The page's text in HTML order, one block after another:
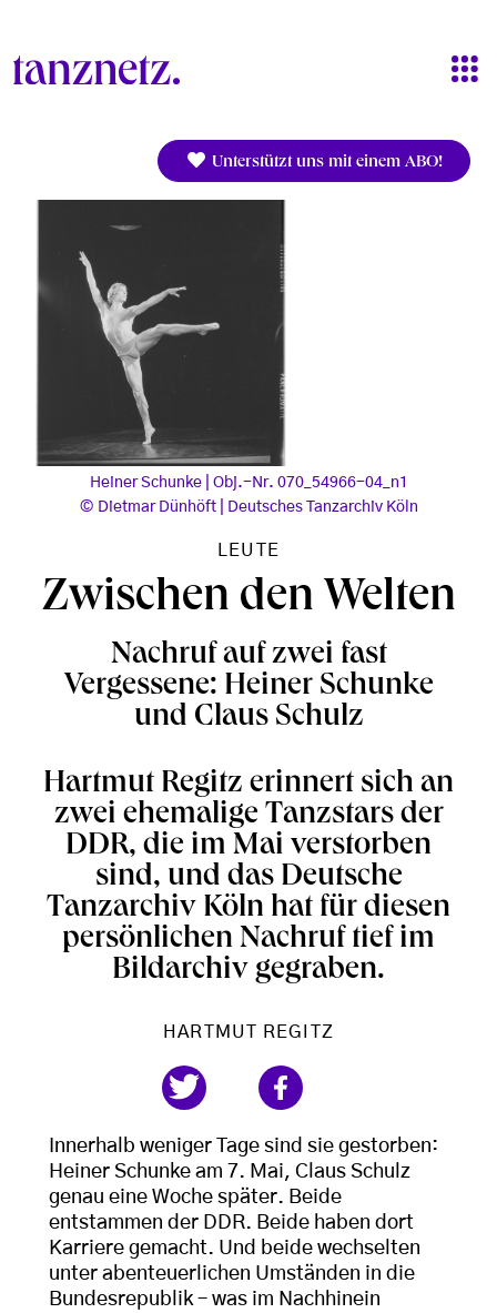
Unterstützt uns mit einem ABO!
Heiner Schunke | Obj.-Nr. 070_54966-04_n1
Dietmar Dünhöft | Deutsches Tanzarchiv Köln
LEUTE
Zwischen den Welten
Nachruf auf zwei fast
Vergessene: Heiner Schunke
und Claus Schulz
Hartmut Regitz erinnert sich an
zwei ehemalige Tanzstars der
DDR, die im Mai verstorben
sind, und das Deutsche
Tanzarchiv Köln hat für diesen
persönlichen Nachruf tief im
Bildarchiv gegraben.
HARTMUT REGITZ
Innerhalb weniger Tage sind sie gestorben:
Heiner Schunke am 7. Mai, Claus Schulz
genau eine Woche später. Beide
entstammen der DDR. Beide haben dort
Karriere gemacht. Und beide wechselten
unter abenteuerlichen Umständen in die
Bundesrepublik – was im Nachhinein